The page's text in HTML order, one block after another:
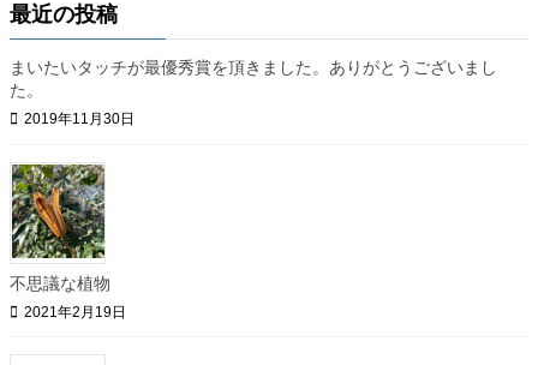
最近の投稿
まいたいタッチが最優秀賞を頂きました。ありがとうございまし
た。
2019年11月30日
不思議な植物
2021年2月19日